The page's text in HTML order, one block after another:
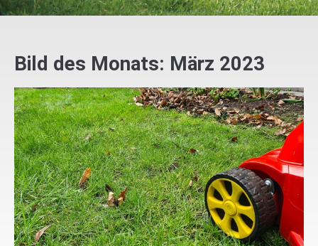
Bild des Monats: März 2023